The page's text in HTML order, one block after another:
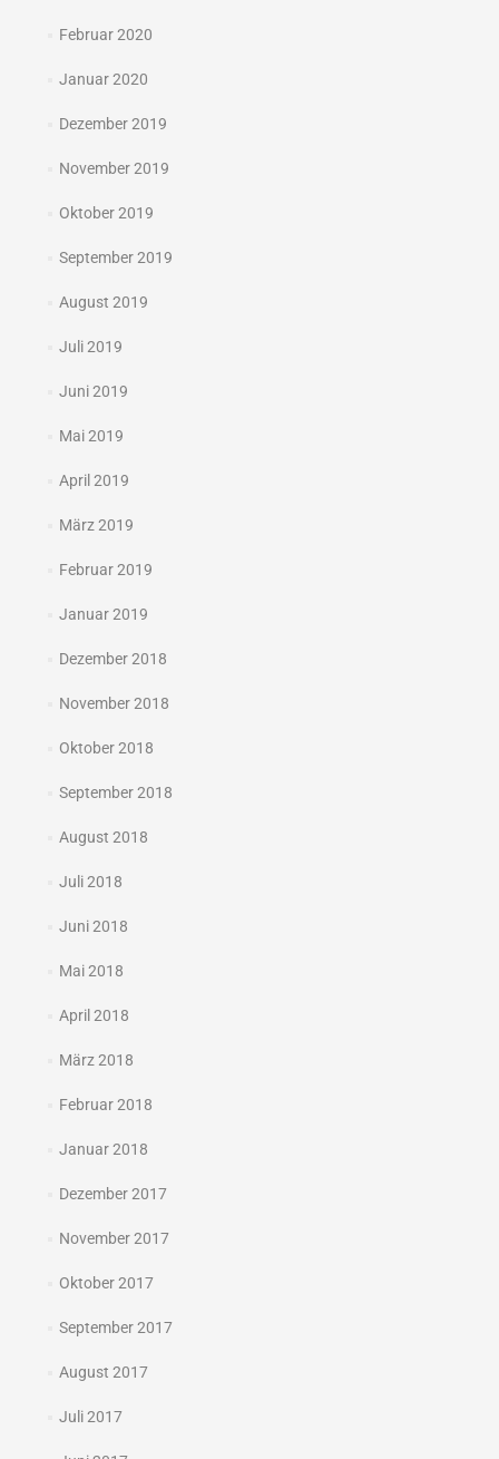
Februar 2020
Januar 2020
Dezember 2019
November 2019
Oktober 2019
September 2019
August 2019
Juli 2019
Juni 2019
Mai 2019
April 2019
März 2019
Februar 2019
Januar 2019
Dezember 2018
November 2018
Oktober 2018
September 2018
August 2018
Juli 2018
Juni 2018
Mai 2018
April 2018
März 2018
Februar 2018
Januar 2018
Dezember 2017
November 2017
Oktober 2017
September 2017
August 2017
Juli 2017